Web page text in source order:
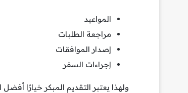
المواعيد
مراجعة الطلبات
إصدار الموافقات
إجراءات السفر
ولهذا يعتبر التقديم المبكر خيارًا